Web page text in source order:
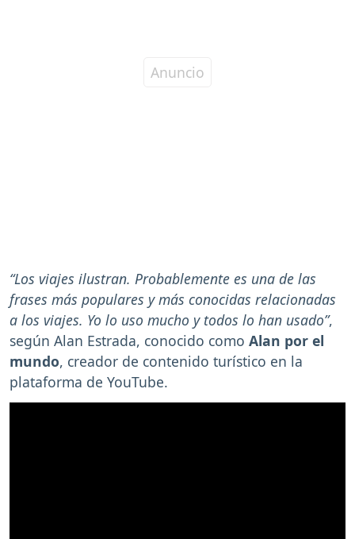
“Los viajes ilustran. Probablemente es una de las
frases más populares y más conocidas relacionadas
a los viajes. Yo lo uso mucho y todos lo han usado”,
según Alan Estrada, conocido como Alan por el
mundo, creador de contenido turístico en la
plataforma de YouTube.